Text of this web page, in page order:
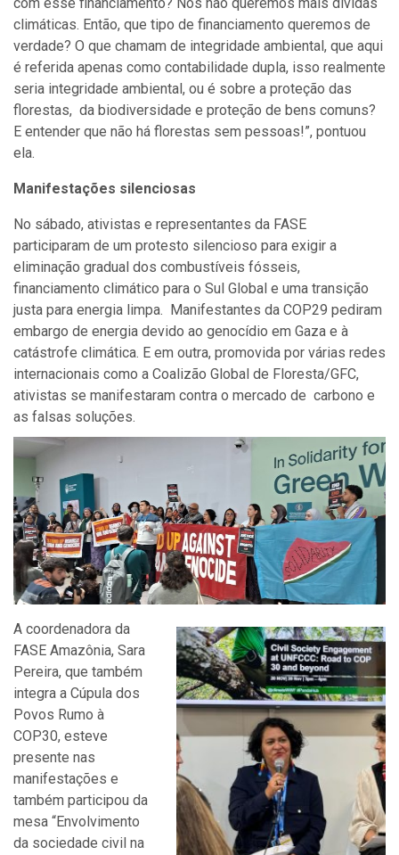
climáticas. Então, que tipo de financiamento queremos de
verdade? O que chamam de integridade ambiental, que aqui
é referida apenas como contabilidade dupla, isso realmente
seria integridade ambiental, ou é sobre a proteção das
florestas, da biodiversidade e proteção de bens comuns?
E entender que não há florestas sem pessoas!”, pontuou
ela.
Manifestações silenciosas
No sábado, ativistas e representantes da FASE
participaram de um protesto silencioso para exigir a
eliminação gradual dos combustíveis fósseis,
financiamento climático para o Sul Global e uma transição
justa para energia limpa. Manifestantes da COP29 pediram
embargo de energia devido ao genocídio em Gaza e à
catástrofe climática. E em outra, promovida por várias redes
internacionais como a Coalizão Global de Floresta/GFC,
ativistas se manifestaram contra o mercado de carbono e
as falsas soluções.
A coordenadora da
FASE Amazônia, Sara
Pereira, que também
integra a Cúpula dos
Povos Rumo à
COP30, esteve
presente nas
manifestações e
também participou da
mesa “Envolvimento
da sociedade civil na